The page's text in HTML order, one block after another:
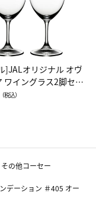
]JALオリジナル オヴ
ワイングラス2脚セッ
ワイン）
（税込）
その他コーセー
デーション ＃405 オー